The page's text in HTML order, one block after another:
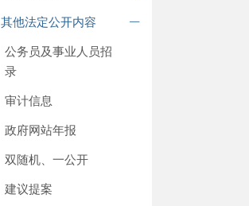
其他法定公开内容
公务员及事业人员招
录
审计信息
政府网站年报
双随机、一公开
建议提案